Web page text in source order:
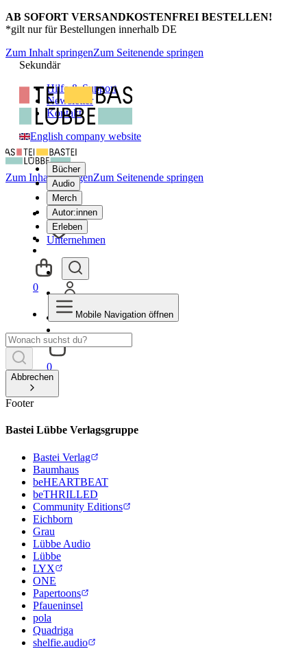
AB SOFORT VERSANDKOSTENFREI BESTELLEN!
*gilt nur für Bestellungen innerhalb DE
Zum Inhalt springenZum Seitenende springen
Sekundär
Hilfe & Support
Newsletter
Kontakt
English company website
Bücher
Audio
Merch
Autor:innen
Erleben
Unternehmen
0
Zum Inhalt springenZum Seitenende springen
0
Mobile Navigation öffnen
Abbrechen
Footer
Bastei Lübbe Verlagsgruppe
Bastei Verlag
Baumhaus
beHEARTBEAT
beTHRILLED
Community Editions
Eichborn
Grau
Lübbe Audio
Lübbe
LYX
ONE
Papertoons
Pfaueninsel
pola
Quadriga
shelfie.audio